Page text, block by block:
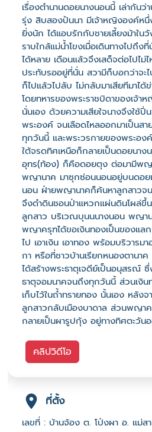
เรื่องตำนานดอยนางนอนนี้ เล่ากัน
รุ่ง สิบสองปันนา มีเจ้าหญิงองค์หนึ่
ยิ่งนัก ได้แอบรักกับชายเลี้ยงม้าใน
ราบใกล้แม่น้ำโขงเมื่อเดินทางไปถึ
ได้หลาย เดือนแล้วจึงเสด็จต่อไปไม่
ประทับรออยู่ที่นั่น สวามีก็บอกว่าจะไ
ก็ไปแล้วไปลับ ไม่กลับมาเสียทีมาไ
โดยทหารของพระราชบิดาของเจ้า
นั่นเอง ด้วยความเสียใจนางจึงใช้
พระองค์ จนเลือดไหลออกมาเป็นสา
ทุกวันนี้ และพระวรกายของพระอง
ใต้จรดทิศเหนือก็กลายเป็นดอยนา
อุทร(ท้อง) ก็คือดอยตุง ต่อมามีพญ
พญานาค มาซุกซ่อนนอนอยู่บนดอย
นอน ฝ่ายพญานาคก็ค้นหาลูกสาวจ
จึงดำดินชอนป่าแหวกแผ่นดินโผล่
ลูกสาว บริเวณบุนนนางนอน พญา
พญาครุฑได้ขอเงินทองเป็นของแ
ไป เอาเงิน เอาทอง พร้อมบริวาร
กา หรือที่ชาวบ้านเรียกหนองตาน
ได้สร้างพระธาตุเจดีย์เป็นอนุสรณ์ ซึ่
ธาตุจอมนาคจนถึงทุกวันนี้ ส่วนเงิน
เก็บไว้ในถ้ำทรายทอง นั้นเอง หลั
ลูกสาวกลับเมืองบาดาล ส่วนพญา
กลายเป็นผารูปกุ้ง อยู่ทางทิศตะวั
คลิปวิดีโอ
ที่ตั้ง
เลขที่ : บ้านจ้อง ต. โป่งผา อ. แม่ส